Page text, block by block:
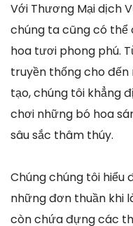
Với Thương Mại dịch
chúng ta cũng có thể
hoa tươi phong phú.
truyền thống cho đến
tạo, chúng tôi khẳng
chơi những bó hoa
sâu sắc thâm thúy.
Chúng chúng tôi hiểu
những đơn thuần khi
còn chứa đựng các